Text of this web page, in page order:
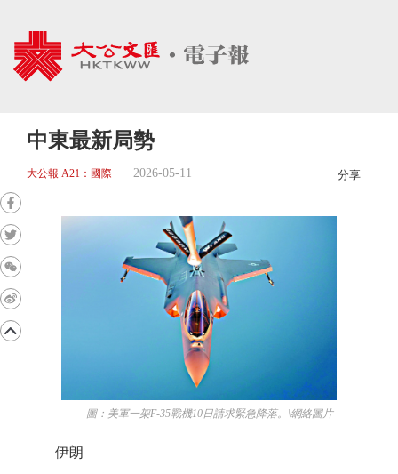
中東最新局勢
大公報 A21：國際 2026-05-11 分享
圖：美軍一架F-35戰機10日請求緊急降落。\網絡圖片
伊朗